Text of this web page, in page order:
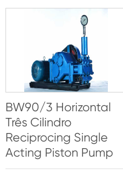
BW90/3 Horizontal
Três Cilindro
Reciprocing Single
Acting Piston Pump